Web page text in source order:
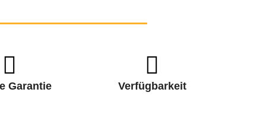
Garantie Verfügbarkeit